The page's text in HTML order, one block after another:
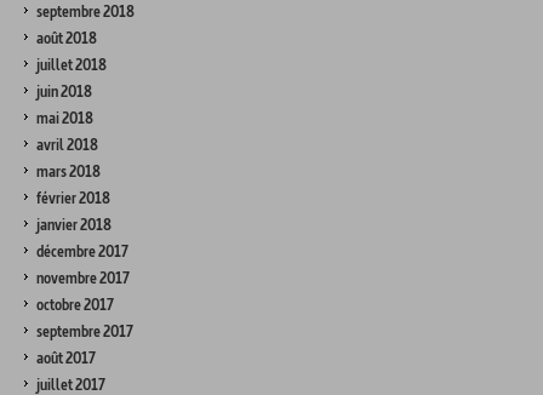
septembre 2018
août 2018
juillet 2018
juin 2018
mai 2018
avril 2018
mars 2018
février 2018
janvier 2018
décembre 2017
novembre 2017
octobre 2017
septembre 2017
août 2017
juillet 2017